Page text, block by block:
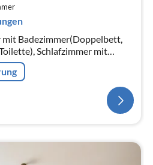
mit Badezimmer(Doppelbett,
Schlafzimmer mit
Dusche, Waschbecken,